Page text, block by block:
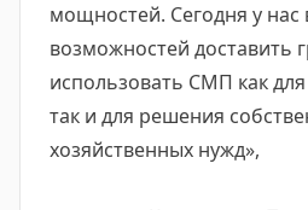
мощностей. Сегодня у
возможностей доставить
использовать СМП как
так и для решения
хозяйственных нужд»,